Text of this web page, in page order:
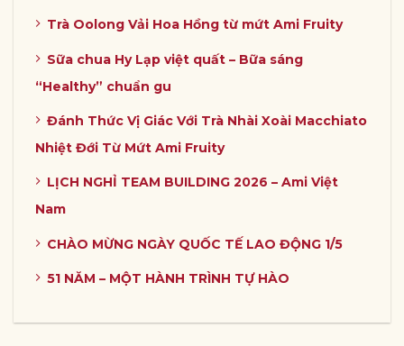
Trà Oolong Vải Hoa Hồng từ mứt Ami Fruity
Sữa chua Hy Lạp việt quất – Bữa sáng
“Healthy” chuẩn gu
Đánh Thức Vị Giác Với Trà Nhài Xoài Macchiato
Nhiệt Đới Từ Mứt Ami Fruity
LỊCH NGHỈ TEAM BUILDING 2026 – Ami Việt
Nam
CHÀO MỪNG NGÀY QUỐC TẾ LAO ĐỘNG 1/5
51 NĂM – MỘT HÀNH TRÌNH TỰ HÀO